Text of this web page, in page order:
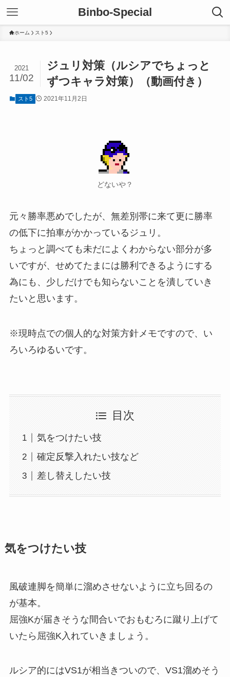
Binbo-Special
ホーム スト5
ジュリ対策（ルシアでちょっと
ずつキャラ対策）（動画付き）
2021
11/02
スト5 2021年11月2日
どないや？
元々勝率悪めでしたが、無差別帯に来て更に勝率
の低下に拍車がかかっているジュリ。
ちょっと調べても未だによくわからない部分が多
いですが、せめてたまには勝利できるようにする
為にも、少しだけでも知らないことを潰していき
たいと思います。
※現時点での個人的な対策方針メモですので、い
ろいろゆるいです。
目次
気をつけたい技
確定反撃入れたい技など
差し替えしたい技
気をつけたい技
風破連脚を簡単に溜めさせないように立ち回るの
が基本。
屈強Kが届きそうな間合いでおもむろに蹴り上げて
いたら屈強K入れていきましょう。
ルシア的にはVS1が相当きついので、VS1溜めそう